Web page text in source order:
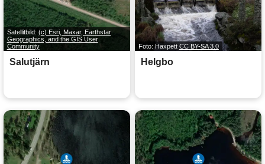
Satellitbild: (c) Esri, Maxar, Earthstar
Geographics, and the GIS User
Community
Salutjärn
Foto: Haxpett CC BY-SA 3.0
Helgbo